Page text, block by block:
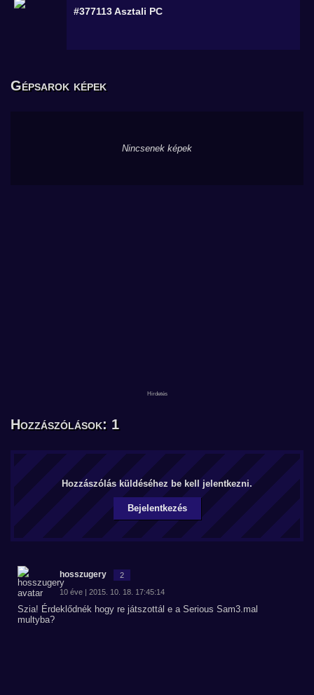
#377113Asztali PC
Gépsarok képek
Nincsenek képek
Hozzászólások: 1
Hozzászólás küldéséhez be kell jelentkezni.
Bejelentkezés
hosszugery 2
10 éve | 2015. 10. 18. 17:45:14
Szia! Érdeklődnék hogy re játszottál e a Serious Sam3.mal
multyba?